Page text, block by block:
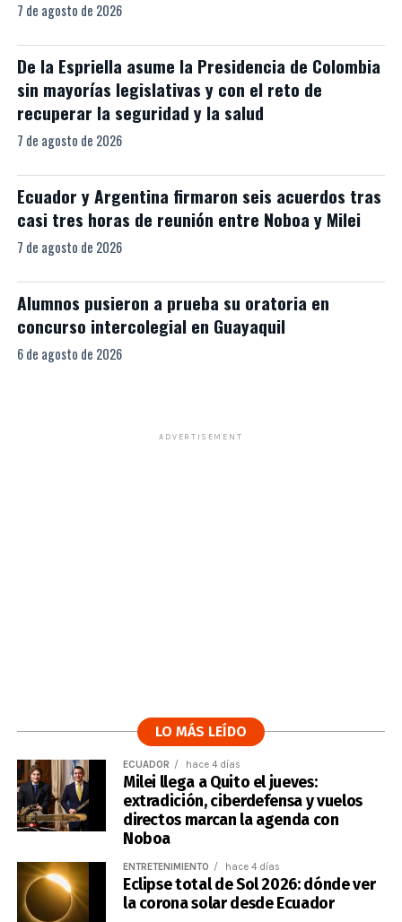
7 de agosto de 2026
De la Espriella asume la Presidencia de Colombia
sin mayorías legislativas y con el reto de
recuperar la seguridad y la salud
7 de agosto de 2026
Ecuador y Argentina firmaron seis acuerdos tras
casi tres horas de reunión entre Noboa y Milei
7 de agosto de 2026
Alumnos pusieron a prueba su oratoria en
concurso intercolegial en Guayaquil
6 de agosto de 2026
ADVERTISEMENT
LO MÁS LEÍDO
ECUADOR hace 4 días
Milei llega a Quito el jueves:
extradición, ciberdefensa y vuelos
directos marcan la agenda con
Noboa
ENTRETENIMIENTO hace 4 días
Eclipse total de Sol 2026: dónde ver
la corona solar desde Ecuador